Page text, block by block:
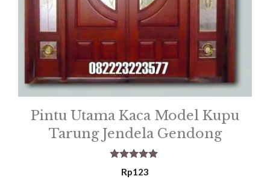
Pintu Utama Kaca Model Kupu
Tarung Jendela Gendong
5.00
out of 5
Rp123